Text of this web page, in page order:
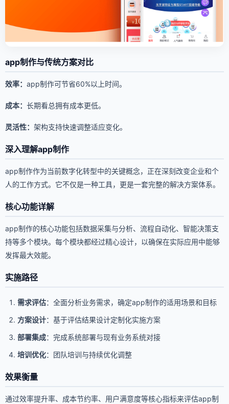
app制作与传统方案对比
效率： app制作可节省60%以上时间。
成本： 长期看总拥有成本更低。
灵活性： 架构支持快速调整适应变化。
深入理解app制作
app制作作为当前数字化转型中的关键概念，正在深刻改变企业和个
人的工作方式。它不仅是一种工具，更是一套完整的解决方案体系。
核心功能详解
app制作的核心功能包括数据采集与分析、流程自动化、智能决策支
持等多个模块。每个模块都经过精心设计，以确保在实际应用中能够
发挥最大效能。
实施路径
需求评估：全面分析业务需求，确定app制作的适用场景和目标
方案设计：基于评估结果设计定制化实施方案
部署集成：完成系统部署与现有业务系统对接
培训优化：团队培训与持续优化调整
效果衡量
通过效率提升率、成本节约率、用户满意度等核心指标来评估app制